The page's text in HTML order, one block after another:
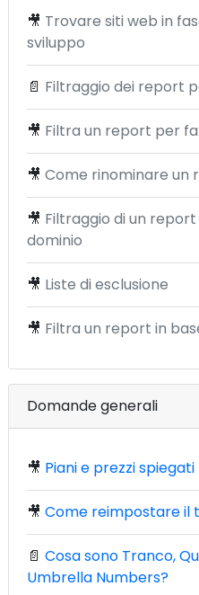
🎥 Trovare siti web in
sviluppo
📄 Filtraggio dei report
🎥 Filtra un report per
🎥 Come rinominare
🎥 Filtraggio di un
dominio
🎥 Liste di esclusione
🎥 Filtra un report in
Domande generali
🎥 Piani e prezzi spiegati
🎥 Come reimpostare il
📄 Cosa sono Tranco,
Umbrella Numbers?